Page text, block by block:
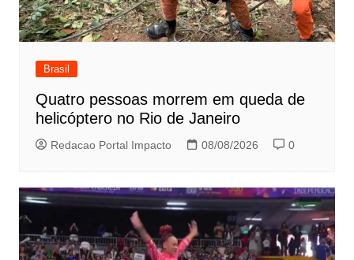
Brasil
Quatro pessoas morrem em queda de
helicóptero no Rio de Janeiro
Redacao Portal Impacto 08/08/2026 0